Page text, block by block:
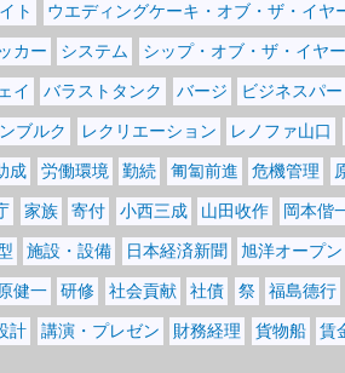
ト ウエディングケーキ・オブ・ザ・イヤ
カー システム シップ・オブ・ザ・イヤー
イ バラストタンク バージ ビジネスパ
ブルク レクリエーション レノファ山口
成 労働環境 勤続 匍匐前進 危機管理
家族 寄付 小西三成 山田收作 岡本偕
施設・設備 日本経済新聞 旭洋オープン
健一 研修 社会貢献 社債 祭 福島德行
計 講演・プレゼン 財務経理 貨物船 賃